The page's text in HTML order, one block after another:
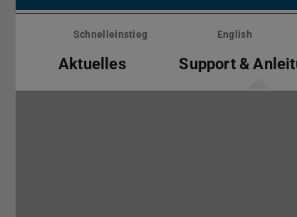
Menü
überspringenSchnelleinstieg English
Aktuelles Support &